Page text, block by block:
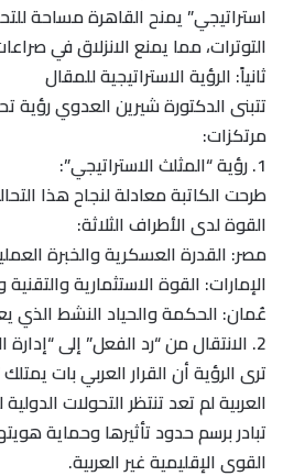
استراتيجي” يمنح القاهرة مساحة
التوترات، مما يمنع الانزلاق في
​ثانياً: الرؤية الاستراتيجية للمقال
​تتبنى الدكتورة شيرين العدوي رؤية
مرتكزات:
​1. رؤية “المثلث الاستراتيجي”:
طرحت الكاتبة معادلة لنجاح هذا
القوة لدى الأطراف الثلاثة:
​مصر: القدرة العسكرية والخبرة
​الإمارات: القوة الاستثمارية
​عُمان: الحكمة والحياد النشط
​2. الانتقال من “رد الفعل” إلى “إدارة الفعل”:
ترى الرؤية أن القرار العربي بات
العربية لم تعد تنتظر التحولات
تبادر برسم حدود تأثيرها وحماية
القوى الإقليمية غير العربية.